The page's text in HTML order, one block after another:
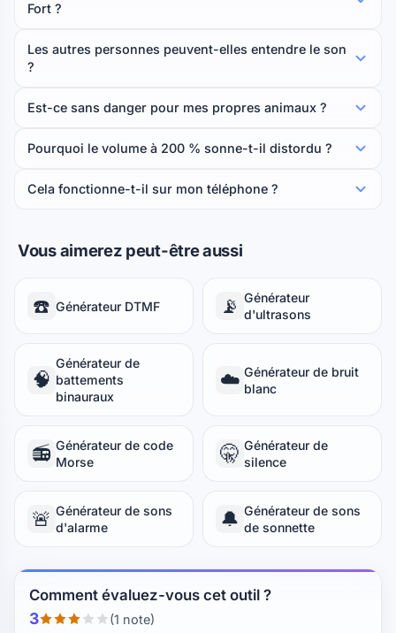
Fort ?
Les autres personnes peuvent-elles entendre le son
?
Est-ce sans danger pour mes propres animaux ?
Pourquoi le volume à 200 % sonne-t-il distordu ?
Cela fonctionne-t-il sur mon téléphone ?
Vous aimerez peut-être aussi
☎️ Générateur DTMF 📡 Générateur
d'ultrasons
🧠
Générateur de
battements
binauraux
☁️ Générateur de bruit
blanc
📻 Générateur de code
Morse
🤫 Générateur de
silence
🚨 Générateur de sons
d'alarme
🔔 Générateur de sons
de sonnette
Comment évaluez-vous cet outil ?
3 (1 note)